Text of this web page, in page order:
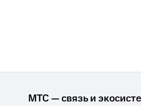
МТС — связь и